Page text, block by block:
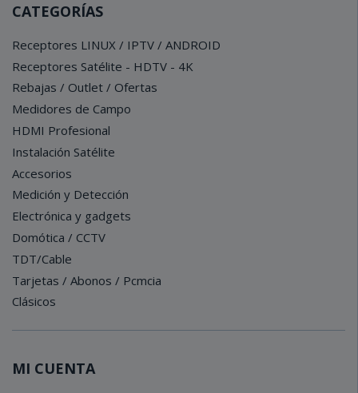
CATEGORÍAS
Receptores LINUX / IPTV / ANDROID
Receptores Satélite - HDTV - 4K
Rebajas / Outlet / Ofertas
Medidores de Campo
HDMI Profesional
Instalación Satélite
Accesorios
Medición y Detección
Electrónica y gadgets
Domótica / CCTV
TDT/Cable
Tarjetas / Abonos / Pcmcia
Clásicos
MI CUENTA